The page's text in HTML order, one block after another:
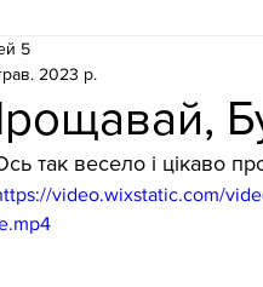
5
2023 р.
так весело і цікаво
video.wixstatic.com/